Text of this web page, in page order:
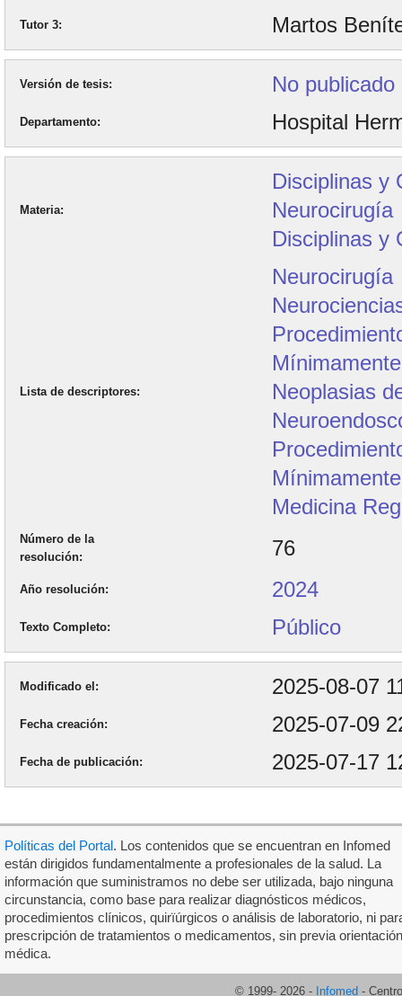
Tutor 3 Martos
Versión de tesis No publicado
Departamento Hospital
Materia
Disciplinas y
Neurocirugía
Disciplinas y
Lista de descriptores
Neurocirugía
Neoplasias
Medicina
Número de la
resolución
76
Año resolución 2024
Texto Completo Público
Modificado el 2025-08-07
Fecha creación 2025-07-09
Fecha de publicación 2025-07-17
Políticas del Portal. Los contenidos que se encuentran en Infomed
están dirigidos fundamentalmente a profesionales de la salud. La
información que suministramos no debe ser utilizada, bajo ninguna
circunstancia, como base para realizar diagnósticos médicos,
procedimientos clínicos, quirïúrgicos o análisis de laboratorio, ni
prescripción de tratamientos o medicamentos, sin previa orientación
médica.
© 1999- 2026 - Infomed -